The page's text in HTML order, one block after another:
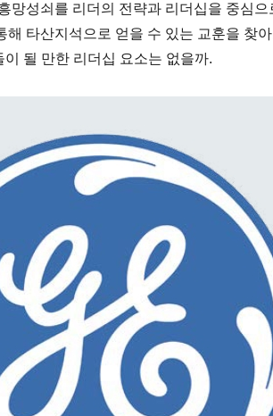
망성쇠를 리더의 전략과 리더십을 중심
해 타산지석으로 얻을 수 있는 교훈을 찾
될 만한 리더십 요소는 없을까.